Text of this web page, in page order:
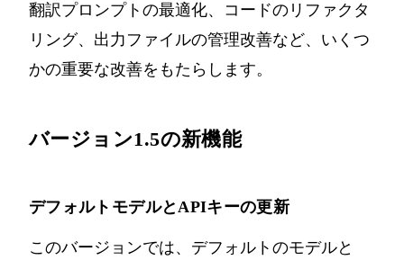
翻訳プロンプトの最適化、コードのリファクタ
リング、出力ファイルの管理改善など、いくつ
かの重要な改善をもたらします。
バージョン1.5の新機能
デフォルトモデルとAPIキーの更新
このバージョンでは、デフォルトのモデルと